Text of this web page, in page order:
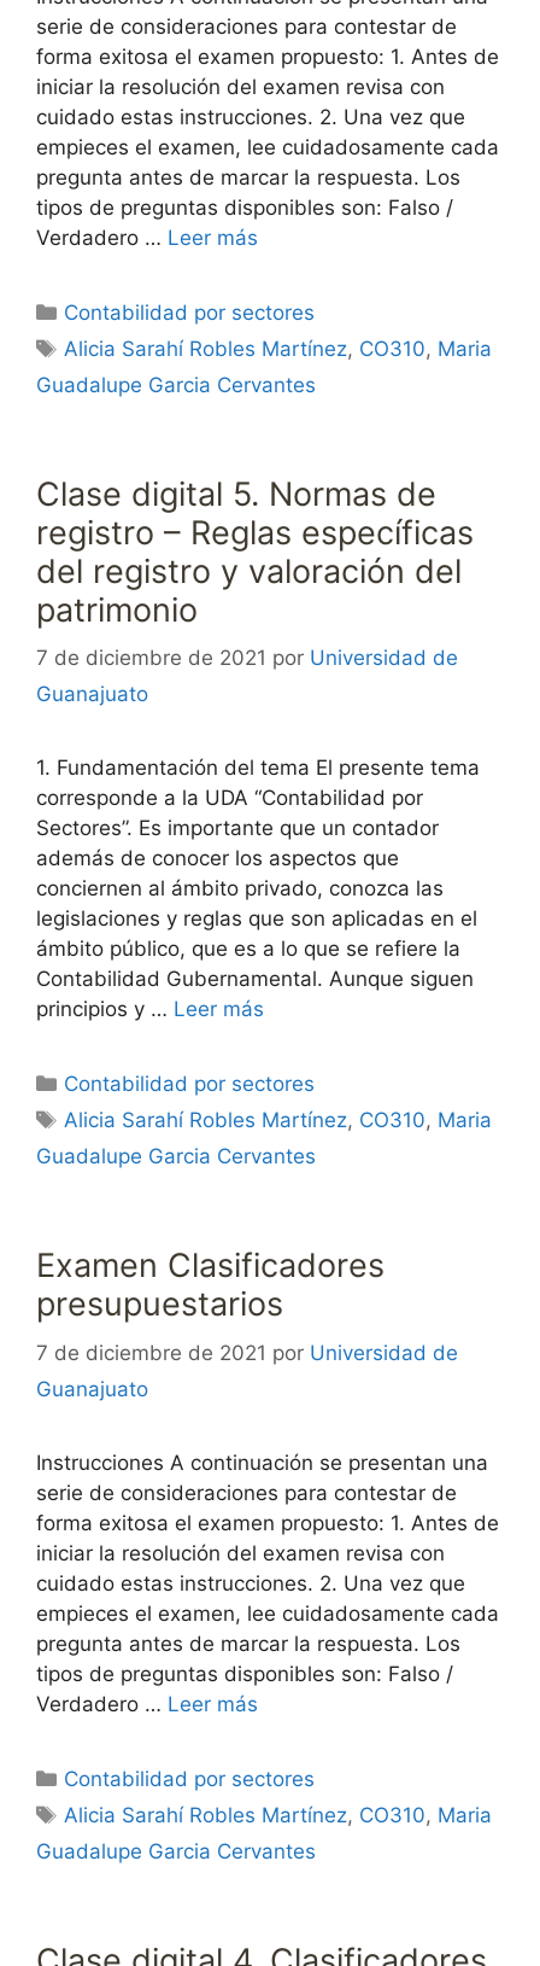
serie de consideraciones para contestar de
forma exitosa el examen propuesto: 1. Antes de
iniciar la resolución del examen revisa con
cuidado estas instrucciones. 2. Una vez que
empieces el examen, lee cuidadosamente cada
pregunta antes de marcar la respuesta. Los
tipos de preguntas disponibles son: Falso /
Verdadero … Leer más
Categorías
Contabilidad por sectores
Etiquetas
Alicia Sarahí Robles Martínez, CO310, Maria
Guadalupe Garcia Cervantes
Clase digital 5. Normas de
registro – Reglas específicas
del registro y valoración del
patrimonio
7 de diciembre de 2021 por Universidad de
Guanajuato
1. Fundamentación del tema El presente tema
corresponde a la UDA “Contabilidad por
Sectores”. Es importante que un contador
además de conocer los aspectos que
conciernen al ámbito privado, conozca las
legislaciones y reglas que son aplicadas en el
ámbito público, que es a lo que se refiere la
Contabilidad Gubernamental. Aunque siguen
principios y … Leer más
Categorías
Contabilidad por sectores
Etiquetas
Alicia Sarahí Robles Martínez, CO310, Maria
Guadalupe Garcia Cervantes
Examen Clasificadores
presupuestarios
7 de diciembre de 2021 por Universidad de
Guanajuato
Instrucciones A continuación se presentan una
serie de consideraciones para contestar de
forma exitosa el examen propuesto: 1. Antes de
iniciar la resolución del examen revisa con
cuidado estas instrucciones. 2. Una vez que
empieces el examen, lee cuidadosamente cada
pregunta antes de marcar la respuesta. Los
tipos de preguntas disponibles son: Falso /
Verdadero … Leer más
Categorías
Contabilidad por sectores
Etiquetas
Alicia Sarahí Robles Martínez, CO310, Maria
Guadalupe Garcia Cervantes